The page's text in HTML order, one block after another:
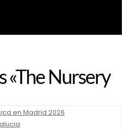
en Madrid 2026
«The Nursery